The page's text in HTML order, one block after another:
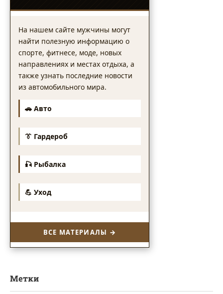
На нашем сайте мужчины могут
найти полезную информацию о
спорте, фитнесе, моде, новых
направлениях и местах отдыха, а
также узнать последние новости
из автомобильного мира.
🚗 Авто
👔 Гардероб
🎣 Рыбалка
💪 Уход
ВСЕ МАТЕРИАЛЫ →
Метки